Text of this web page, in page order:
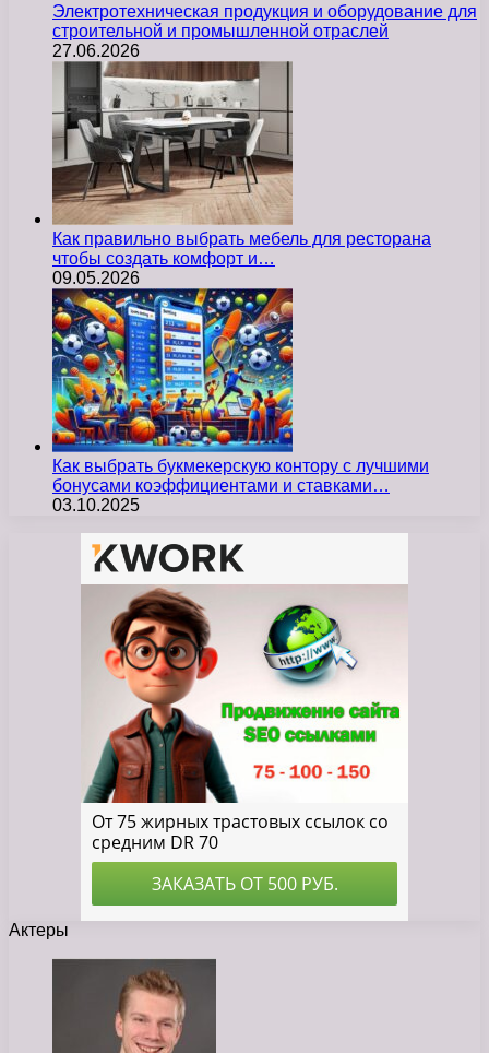
Электротехническая продукция и оборудование для
строительной и промышленной отраслей
27.06.2026
Как правильно выбрать мебель для ресторана
чтобы создать комфорт и…
09.05.2026
Как выбрать букмекерскую контору с лучшими
бонусами коэффициентами и ставками…
03.10.2025
Актеры